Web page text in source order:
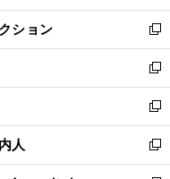
開
く
ウ
で
開
く
ン
ド
ウ
で
開
く
ウ
ィ
ン
ド
ウ
で
開
く
ション
新
し
い
ウ
ィ
ン
ド
ウ
新
し
い
ウ
ィ
ン
新
し
い
ウ
人
新
し